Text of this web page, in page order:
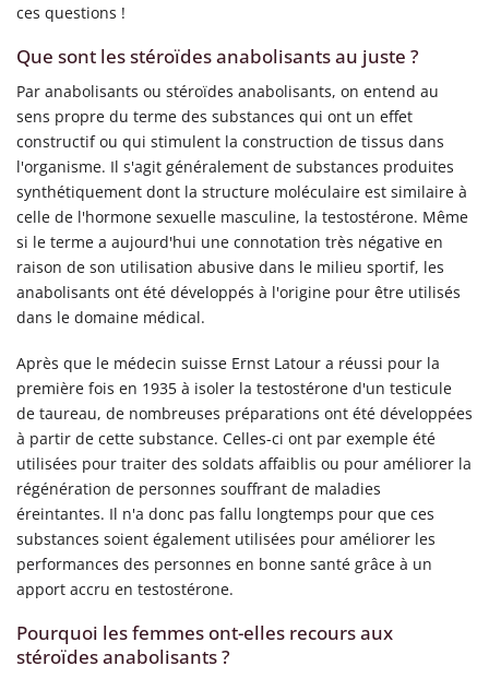
ces questions !
Que sont les stéroïdes anabolisants au juste ?
Par anabolisants ou stéroïdes anabolisants, on entend au
sens propre du terme des substances qui ont un effet
constructif ou qui stimulent la construction de tissus dans
l'organisme. Il s'agit généralement de substances produites
synthétiquement dont la structure moléculaire est similaire à
celle de l'hormone sexuelle masculine, la testostérone. Même
si le terme a aujourd'hui une connotation très négative en
raison de son utilisation abusive dans le milieu sportif, les
anabolisants ont été développés à l'origine pour être utilisés
dans le domaine médical.
Après que le médecin suisse Ernst Latour a réussi pour la
première fois en 1935 à isoler la testostérone d'un testicule
de taureau, de nombreuses préparations ont été développées
à partir de cette substance. Celles-ci ont par exemple été
utilisées pour traiter des soldats affaiblis ou pour améliorer la
régénération de personnes souffrant de maladies
éreintantes. Il n'a donc pas fallu longtemps pour que ces
substances soient également utilisées pour améliorer les
performances des personnes en bonne santé grâce à un
apport accru en testostérone.
Pourquoi les femmes ont-elles recours aux
stéroïdes anabolisants ?